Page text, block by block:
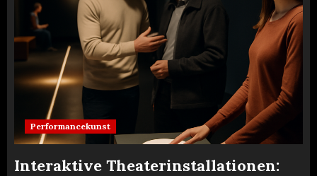
Performancekunst
Interaktive Theaterinstallationen: